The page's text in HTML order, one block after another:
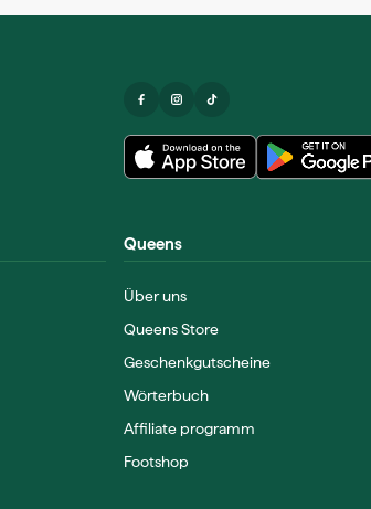
Queens
Über uns
Queens Store
Geschenkgutscheine
Wörterbuch
Affiliate programm
Footshop